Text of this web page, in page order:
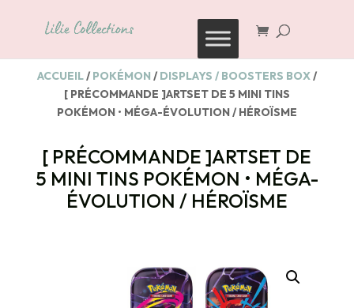
ACCUEIL/ POKÉMON / DISPLAYS / BOOSTERS BOX/
[ PRÉCOMMANDE ]ARTSET DE 5 MINI TINS
POKÉMON • MÉGA-ÉVOLUTION / HÉROÏSME
[ PRÉCOMMANDE ]ARTSET DE
5 MINI TINS POKÉMON • MÉGA-
ÉVOLUTION / HÉROÏSME